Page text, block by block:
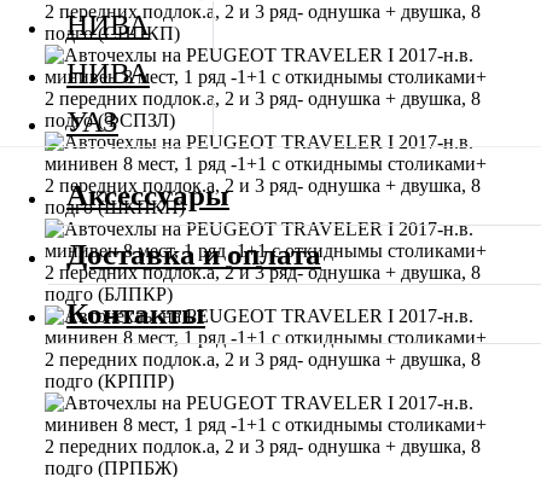
НИВА
НИВА
УАЗ
Аксессуары
Доставка и оплата
Контакты